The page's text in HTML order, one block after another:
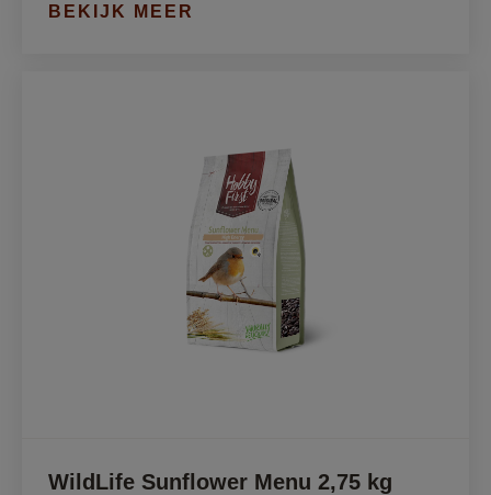
BEKIJK MEER
WildLife Sunflower Menu 2,75 kg